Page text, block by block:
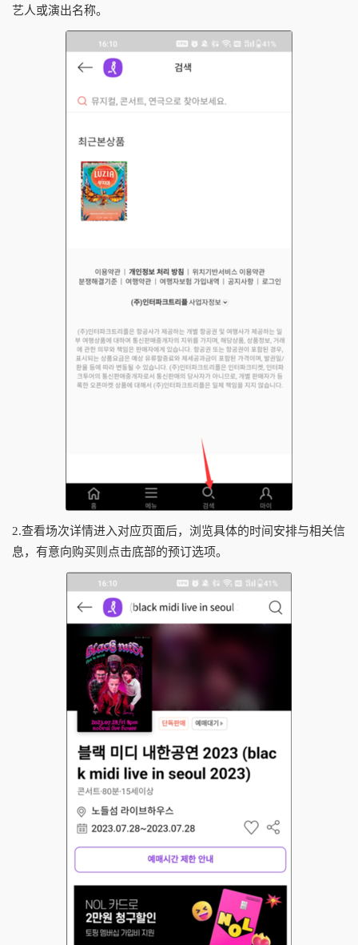
艺人或演出名称。
2.查看场次详情进入对应页面后，浏览具体的时间安排与相关信
息，有意向购买则点击底部的预订选项。